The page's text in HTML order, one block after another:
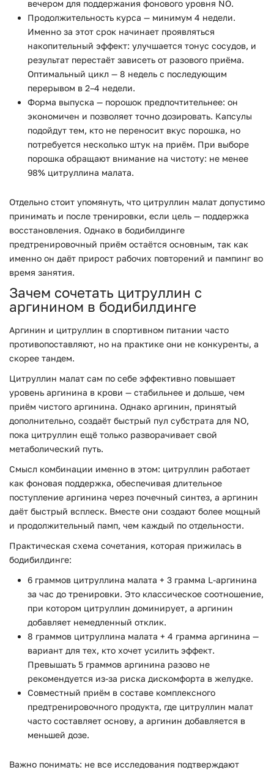
вечером для поддержания фонового уровня NO.
Продолжительность курса — минимум 4 недели.
Именно за этот срок начинает проявляться
накопительный эффект: улучшается тонус сосудов, и
результат перестаёт зависеть от разового приёма.
Оптимальный цикл — 8 недель с последующим
перерывом в 2–4 недели.
Форма выпуска — порошок предпочтительнее: он
экономичен и позволяет точно дозировать. Капсулы
подойдут тем, кто не переносит вкус порошка, но
потребуется несколько штук на приём. При выборе
порошка обращают внимание на чистоту: не менее
98% цитруллина малата.
Отдельно стоит упомянуть, что цитруллин малат допустимо
принимать и после тренировки, если цель — поддержка
восстановления. Однако в бодибилдинге
предтренировочный приём остаётся основным, так как
именно он даёт прирост рабочих повторений и пампинг во
время занятия.
Зачем сочетать цитруллин с
аргинином в бодибилдинге
Аргинин и цитруллин в спортивном питании часто
противопоставляют, но на практике они не конкуренты, а
скорее тандем.
Цитруллин малат сам по себе эффективно повышает
уровень аргинина в крови — стабильнее и дольше, чем
приём чистого аргинина. Однако аргинин, принятый
дополнительно, создаёт быстрый пул субстрата для NO,
пока цитруллин ещё только разворачивает свой
метаболический путь.
Смысл комбинации именно в этом: цитруллин работает
как фоновая поддержка, обеспечивая длительное
поступление аргинина через почечный синтез, а аргинин
даёт быстрый всплеск. Вместе они создают более мощный
и продолжительный памп, чем каждый по отдельности.
Практическая схема сочетания, которая прижилась в
бодибилдинге:
6 граммов цитруллина малата + 3 грамма L-аргинина
за час до тренировки. Это классическое соотношение,
при котором цитруллин доминирует, а аргинин
добавляет немедленный отклик.
8 граммов цитруллина малата + 4 грамма аргинина —
вариант для тех, кто хочет усилить эффект.
Превышать 5 граммов аргинина разово не
рекомендуется из-за риска дискомфорта в желудке.
Совместный приём в составе комплексного
предтренировочного продукта, где цитруллин малат
часто составляет основу, а аргинин добавляется в
меньшей дозе.
Важно понимать: не все исследования подтверждают